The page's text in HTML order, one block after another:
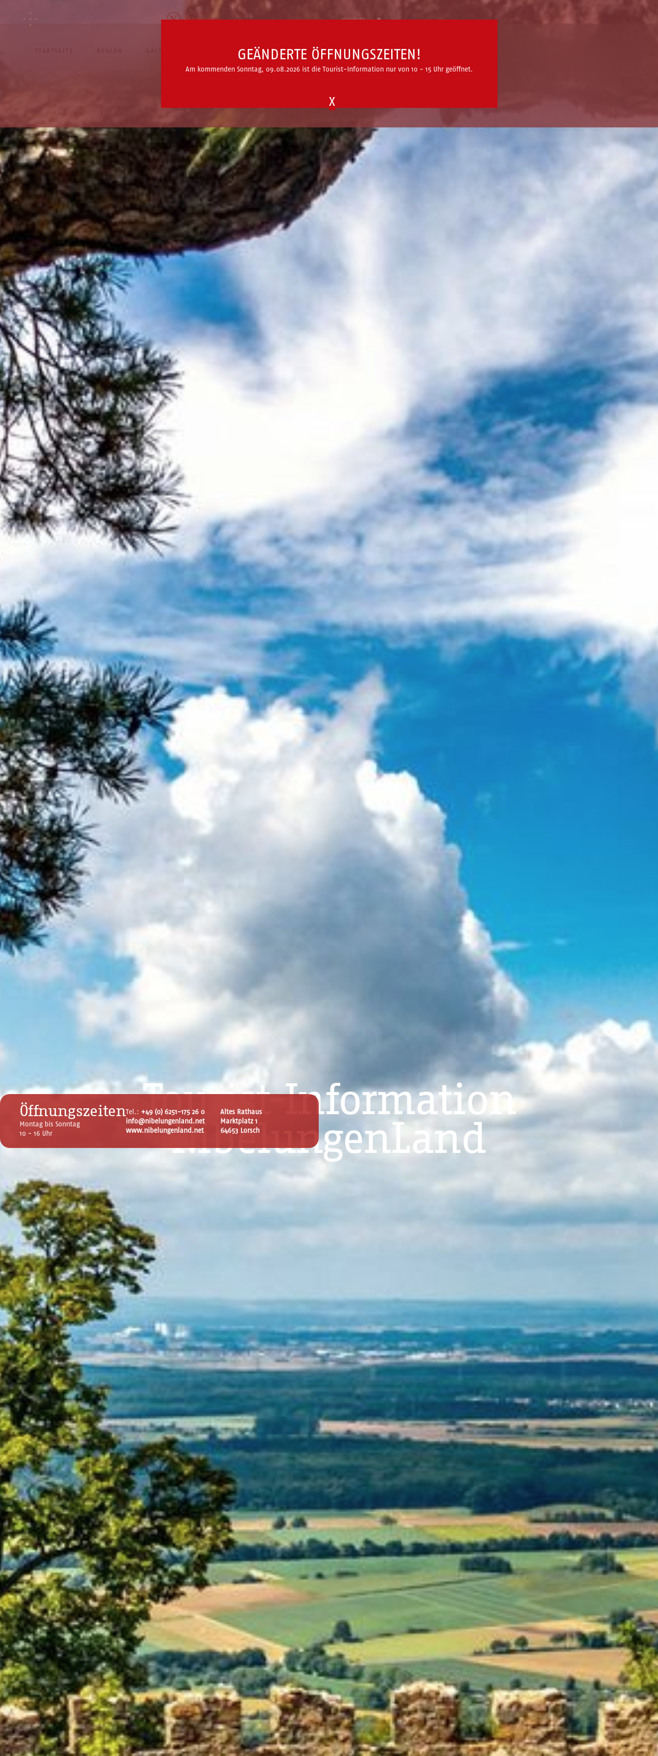
Kontakt
STARTSEITE REGION GÄSTEFÜHRUNGEN AKTUELLES PROSPEKTE TEAM
GEÄNDERTE ÖFFNUNGSZEITEN!
Am kommenden Sonntag, 09.08.2026 ist die Tourist-Information nur von 10 - 15 Uhr geöffnet.
X
Tourist-Information
NibelungenLand
Öffnungszeiten
Montag bis Sonntag
10 - 16 Uhr
Tel.: +49 (0) 6251-175 26 0
info@nibelungenland.net
www.nibelungenland.net
Altes Rathaus
Marktplatz 1
64653 Lorsch